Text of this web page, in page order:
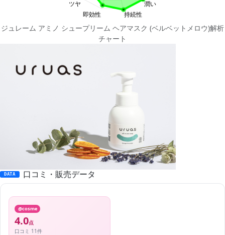
ジュレーム アミノ シュープリーム ヘアマスク (ベルベットメロウ)解析
チャート
DATA 口コミ・販売データ
@cosme
4.0点
口コミ 11件